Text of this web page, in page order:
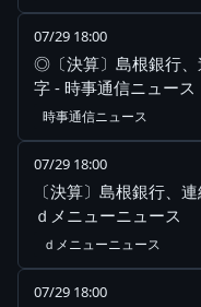
07/29 18:00
◎〔決算〕島根銀行、
字 - 時事通信ニュース
時事通信ニュース
07/29 18:00
〔決算〕島根銀行、
ｄメニューニュース
ｄメニューニュース
07/29 18:00